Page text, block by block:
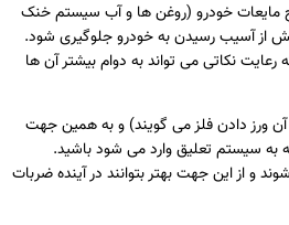
مایعات خودرو (روغن ها و آب سیستم خنک
از آسیب رسیدن به خودرو جلوگیری شود.
نکاتی می تواند به دوام بیشتر آن ها
ورز دادن فلز می گویند) و به همین جهت
و از این جهت بهتر بتوانند در آینده ضربات